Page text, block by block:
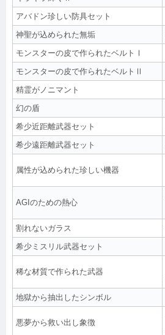
アバドン珍しい防具セット
神聖が込められた無垢
モンスターの皮で作られたベルトⅠ
モンスターの皮で作られたベルトⅡ
精霊がノニマント
幻の盾
希少近距離武器セット
希少遠距離武器セット
属性が込められた珍しい機器
AGIのための熱心
割れないガラス
希少ミスリル武器セット
稀な材質で作られた武器
地獄から抽出したシンボル
悪夢から救い出し象徴